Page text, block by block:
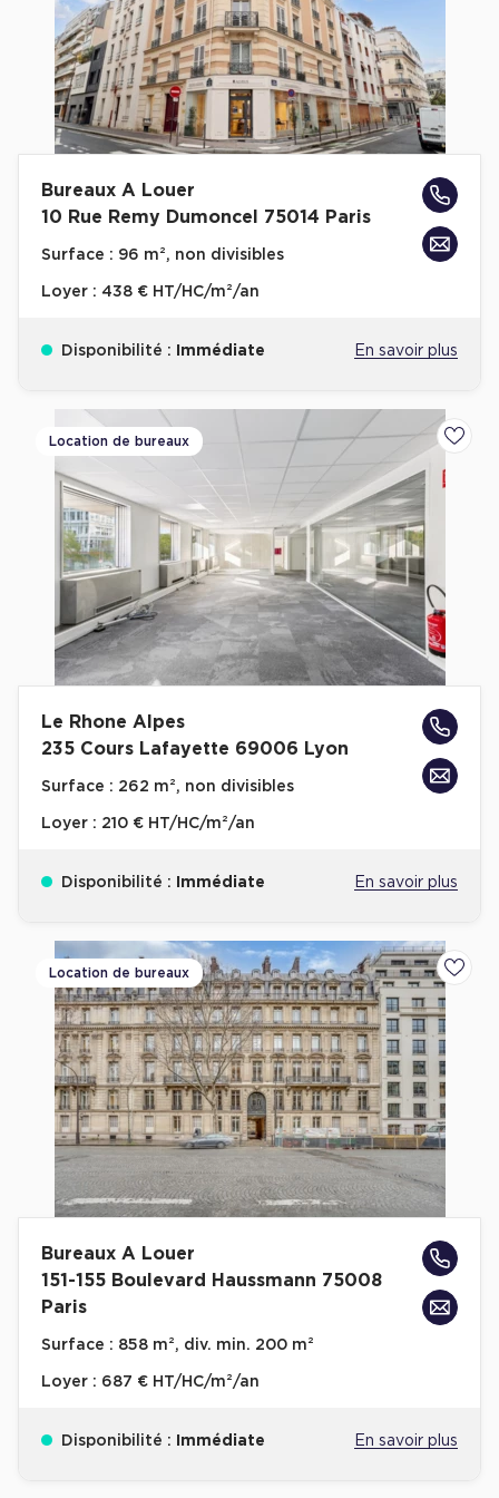
Achat de Commerces
Achat de Commerces à Nîmes
Achat de Commerces à Toulouse
Achat de Commerces à Marseille
Bureaux privés à Paris
Bureaux privés à Marseille
Bureaux privés à Neuilly-sur-Seine
Bureaux privés à Lille
Plateaux opérés
Plateaux opérés à Paris
Plateaux opérés à Lyon
Plateaux opérés à Neuilly-sur-Seine
Plateaux opérés à Saint-Ouen
Plateaux opérés à Boulogne-Billancourt
Bureaux privés avec terrasse
Guide & Conseils
Livrets blancs & Études
Cas Clients
Bureaux A Louer
10 Rue Remy Dumoncel 75014 Paris
Surface : 96 m², non divisibles
Loyer : 438 € HT/HC/m²/an
Disponibilité : Immédiate En savoir plus
Location de bureaux
Le Rhone Alpes
235 Cours Lafayette 69006 Lyon
Surface : 262 m², non divisibles
Loyer : 210 € HT/HC/m²/an
Disponibilité : Immédiate En savoir plus
Location de bureaux
Bureaux A Louer
151-155 Boulevard Haussmann 75008
Paris
Surface : 858 m², div. min. 200 m²
Loyer : 687 € HT/HC/m²/an
Disponibilité : Immédiate En savoir plus